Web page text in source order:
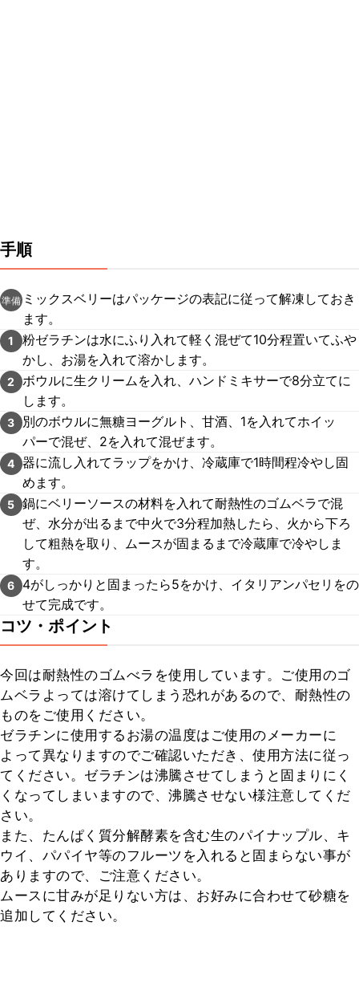
手順
準備 ミックスベリーはパッケージの表記に従って解凍しておき
ます。
1
粉ゼラチンは水にふり入れて軽く混ぜて10分程置いてふや
かし、お湯を入れて溶かします。
2
ボウルに生クリームを入れ、ハンドミキサーで8分立てに
します。
3
別のボウルに無糖ヨーグルト、甘酒、1を入れてホイッ
パーで混ぜ、2を入れて混ぜます。
4 器に流し入れてラップをかけ、冷蔵庫で1時間程冷やし固
めます。
5 鍋にベリーソースの材料を入れて耐熱性のゴムベラで混
ぜ、水分が出るまで中火で3分程加熱したら、火から下ろ
して粗熱を取り、ムースが固まるまで冷蔵庫で冷やしま
す。
6
4がしっかりと固まったら5をかけ、イタリアンパセリをの
せて完成です。
コツ・ポイント
今回は耐熱性のゴムべラを使用しています。ご使用のゴ
ムベラよっては溶けてしまう恐れがあるので、耐熱性の
ものをご使用ください。
ゼラチンに使用するお湯の温度はご使用のメーカーに
よって異なりますのでご確認いただき、使用方法に従っ
てください。ゼラチンは沸騰させてしまうと固まりにく
くなってしまいますので、沸騰させない様注意してくだ
さい。
また、たんぱく質分解酵素を含む生のパイナップル、キ
ウイ、パパイヤ等のフルーツを入れると固まらない事が
ありますので、ご注意ください。
ムースに甘みが足りない方は、お好みに合わせて砂糖を
追加してください。